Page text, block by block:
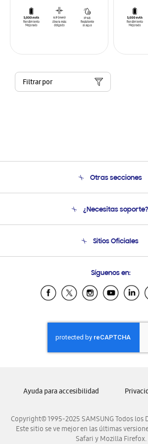
Filtrar por
Otras secciones
Soporte
Condiciones de Compra
¿Necesitas soporte?
Soporte vía eMail
Sitios Oficiales
Samsung Ecuador
Samsung El Salvador
Samsung Honduras
Samsung Nicaragua
Samsung Panamá
Samsung Venezuela
Síguenos en:
Copyright© 1995-2025 SAMSUNG Todos los
Este sitio se ve mejor en las últimas
Safari y Mozilla Firefox.
Ayuda para accesibilidad